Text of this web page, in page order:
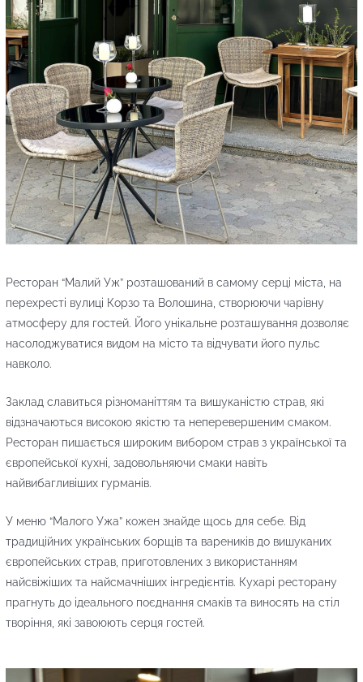
Ресторан “Малий Уж” розташований в самому серці міста, на
перехресті вулиці Корзо та Волошина, створюючи чарівну
атмосферу для гостей. Його унікальне розташування дозволяє
насолоджуватися видом на місто та відчувати його пульс
навколо.
Заклад славиться різноманіттям та вишуканістю страв, які
відзначаються високою якістю та неперевершеним смаком.
Ресторан пишається широким вибором страв з української та
європейської кухні, задовольняючи смаки навіть
найвибагливіших гурманів.
У меню “Малого Ужа” кожен знайде щось для себе. Від
традиційних українських борщів та вареників до вишуканих
європейських страв, приготовлених з використанням
найсвіжіших та найсмачніших інгредієнтів. Кухарі ресторану
прагнуть до ідеального поєднання смаків та виносять на стіл
творіння, які завоюють серця гостей.